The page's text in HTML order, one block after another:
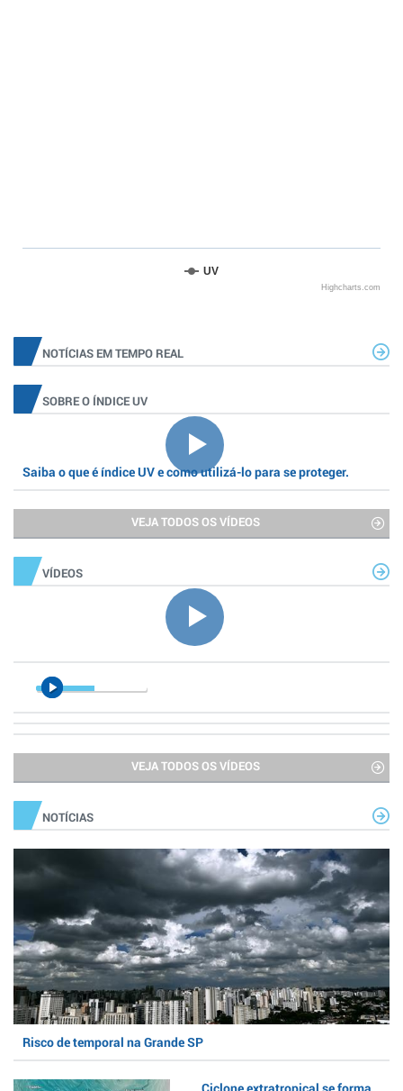
UV
Highcharts.com
NOTÍCIAS EM TEMPO REAL
SOBRE O ÍNDICE UV
Saiba o que é índice UV e como utilizá-lo para se proteger.
VEJA TODOS OS VÍDEOS
VÍDEOS
VEJA TODOS OS VÍDEOS
NOTÍCIAS
Risco de temporal na Grande SP